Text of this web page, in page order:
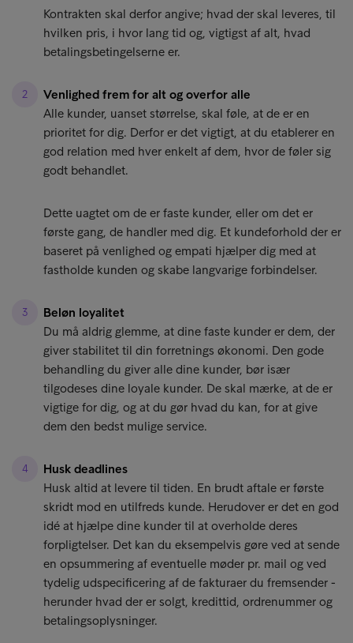
Kontrakten skal derfor angive; hvad der skal leveres, til
hvilken pris, i hvor lang tid og, vigtigst af alt, hvad
betalingsbetingelserne er.
Venlighed frem for alt og overfor alle
Alle kunder, uanset størrelse, skal føle, at de er en
prioritet for dig. Derfor er det vigtigt, at du etablerer en
god relation med hver enkelt af dem, hvor de føler sig
godt behandlet.
Dette uagtet om de er faste kunder, eller om det er
første gang, de handler med dig. Et kundeforhold der er
baseret på venlighed og empati hjælper dig med at
fastholde kunden og skabe langvarige forbindelser.
Beløn loyalitet
Du må aldrig glemme, at dine faste kunder er dem, der
giver stabilitet til din forretnings økonomi. Den gode
behandling du giver alle dine kunder, bør især
tilgodeses dine loyale kunder. De skal mærke, at de er
vigtige for dig, og at du gør hvad du kan, for at give
dem den bedst mulige service.
Husk deadlines
Husk altid at levere til tiden. En brudt aftale er første
skridt mod en utilfreds kunde. Herudover er det en god
idé at hjælpe dine kunder til at overholde deres
forpligtelser. Det kan du eksempelvis gøre ved at sende
en opsummering af eventuelle møder pr. mail og ved
tydelig udspecificering af de fakturaer du fremsender -
herunder hvad der er solgt, kredittid, ordrenummer og
betalingsoplysninger.